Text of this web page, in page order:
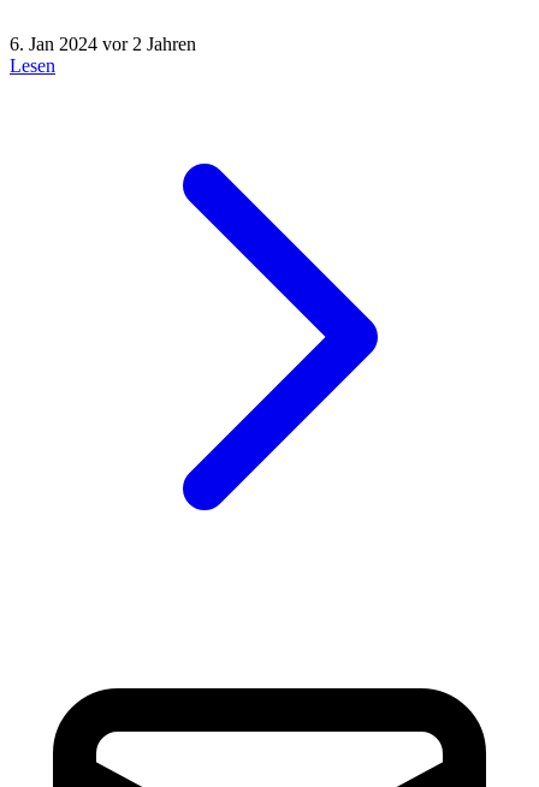
6. Jan 2024 vor 2 Jahren
Lesen